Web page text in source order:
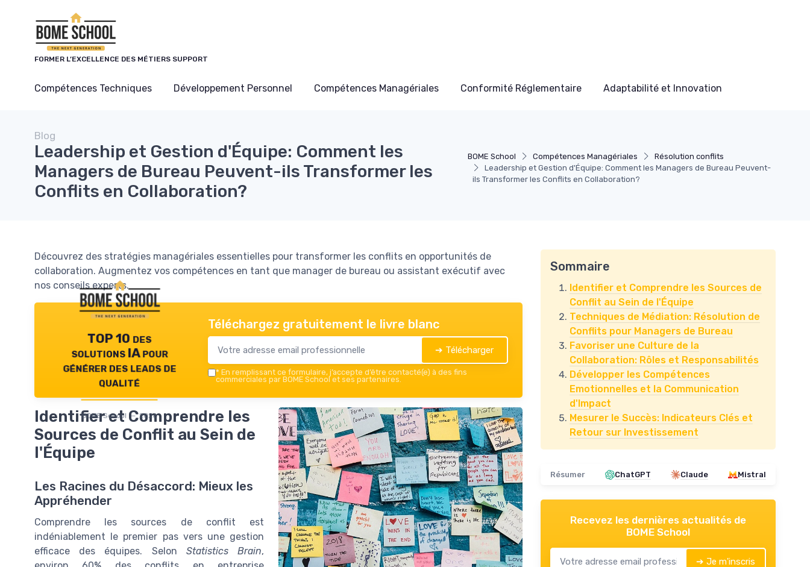
FORMER L’EXCELLENCE DES MÉTIERS SUPPORT
Compétences Techniques Développement Personnel Compétences Managériales Conformité Réglementaire Adaptabilité et Innovation
BOME School Compétences Managériales
Résolution conflits
Leadership et Gestion d'Équipe: Comment les Managers de Bureau Peuvent-
ils Transformer les Conflits en Collaboration?
Blog
Leadership et Gestion d'Équipe: Comment les
Managers de Bureau Peuvent-ils Transformer les
Conflits en Collaboration?
Découvrez des stratégies managériales essentielles pour transformer les conflits en opportunités de
collaboration. Augmentez vos compétences en tant que manager de bureau ou assistant exécutif avec
nos conseils experts.
TOP 10 des
solutions IA pour
générer des leads de
qualité
BOME School — 2026
Téléchargez gratuitement le livre blanc
➔ Télécharger
* En remplissant ce formulaire, j’accepte d’être contacté(e) à des fins
commerciales par BOME School et ses partenaires.
Identifier et Comprendre les
Sources de Conflit au Sein de
l'Équipe
Les Racines du Désaccord: Mieux les
Appréhender
Comprendre les sources de conflit est
indéniablement le premier pas vers une gestion
efficace des équipes. Selon Statistics Brain,
Sommaire
Identifier et Comprendre les Sources de
Conflit au Sein de l'Équipe
Techniques de Médiation: Résolution de
Conflits pour Managers de Bureau
Favoriser une Culture de la
Collaboration: Rôles et Responsabilités
Développer les Compétences
Emotionnelles et la Communication
d'Impact
Mesurer le Succès: Indicateurs Clés et
Retour sur Investissement
Résumer ChatGPT Claude Mistral
Recevez les dernières actualités de
BOME School
➔ Je m'inscris